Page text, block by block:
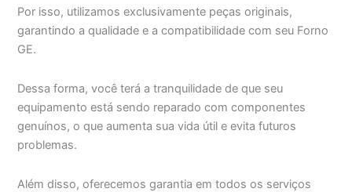
Por isso, utilizamos exclusivamente peças originais,
garantindo a qualidade e a compatibilidade com seu Forno
GE.
Dessa forma, você terá a tranquilidade de que seu
equipamento está sendo reparado com componentes
genuínos, o que aumenta sua vida útil e evita futuros
problemas.
Além disso, oferecemos garantia em todos os serviços